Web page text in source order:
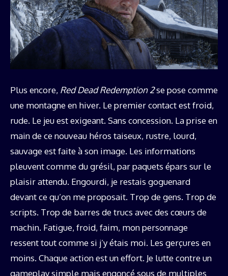
Plus encore, Red Dead Redemption 2se pose comme
une montagne en hiver. Le premier contact est froid,
rude. Le jeu est exigeant. Sans concession. La prise en
main de ce nouveau héros taiseux, rustre, lourd,
sauvage est faite à son image. Les informations
pleuvent comme du grésil, par paquets épars sur le
plaisir attendu. Engourdi, je restais goguenard
devant ce qu’on me proposait. Trop de gens. Trop de
scripts. Trop de barres de trucs avec des cœurs de
machin. Fatigue, froid, faim, mon personnage
ressent tout comme si j’y étais moi. Les gerçures en
moins. Chaque action est un effort. Je lutte contre un
gameplay simple mais engoncé sous de multiples